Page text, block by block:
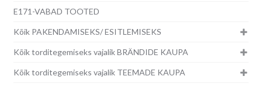
E171-VABAD TOOTED
Kõik PAKENDAMISEKS/ ESITLEMISEKS
Kõik torditegemiseks vajalik BRÄNDIDE KAUPA
Kõik torditegemiseks vajalik TEEMADE KAUPA